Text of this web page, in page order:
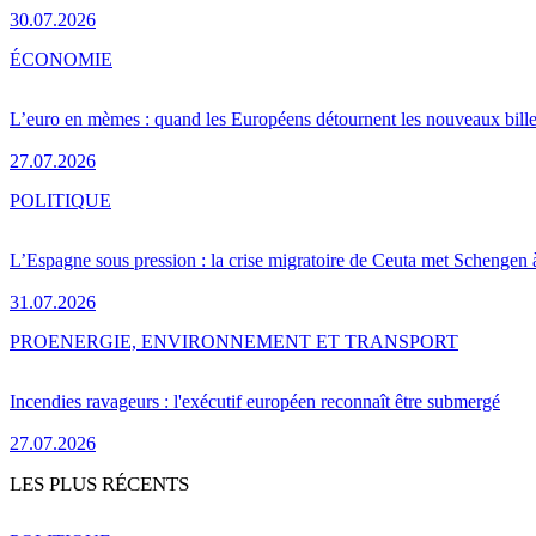
30.07.2026
L’euro en mèmes : quand les Européens détournent les nouveaux
27.07.2026
ÉCONOMIE
L’Espagne sous pression : la crise migratoire de Ceuta met Schengen
31.07.2026
POLITIQUE
Incendies ravageurs : l'exécutif européen reconnaît être submergé
27.07.2026
PROENERGIE, ENVIRONNEMENT ET TRANSPORT
LES PLUS RÉCENTS